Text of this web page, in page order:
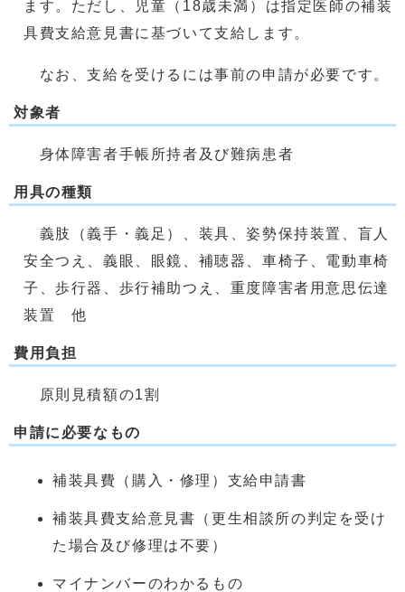
ます。ただし、児童（18歳未満）は指定医師の補装
具費支給意見書に基づいて支給します。
なお、支給を受けるには事前の申請が必要です。
対象者
身体障害者手帳所持者及び難病患者
用具の種類
義肢（義手・義足）、装具、姿勢保持装置、盲人
安全つえ、義眼、眼鏡、補聴器、車椅子、電動車椅
子、歩行器、歩行補助つえ、重度障害者用意思伝達
装置 他
費用負担
原則見積額の1割
申請に必要なもの
補装具費（購入・修理）支給申請書
補装具費支給意見書（更生相談所の判定を受け
た場合及び修理は不要）
マイナンバーのわかるもの